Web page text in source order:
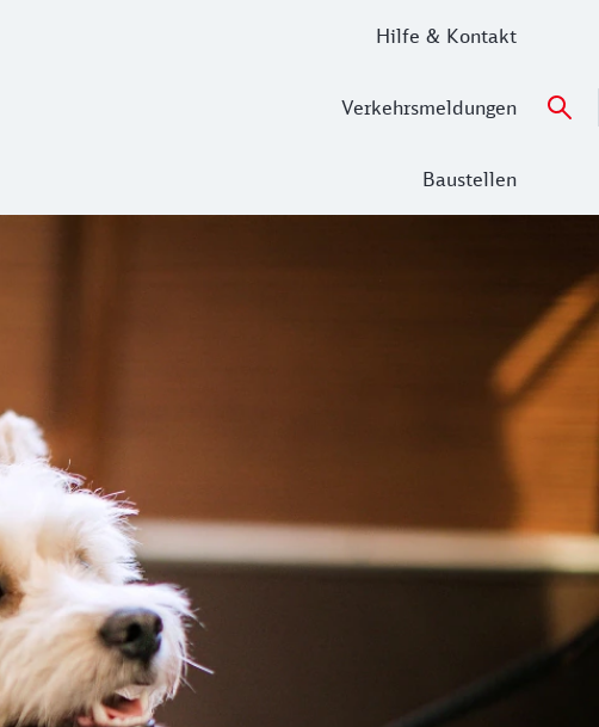
Hilfe & Kontakt
Verkehrsmeldungen
Baustellen
App buchen.